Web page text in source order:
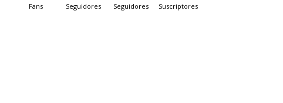
Fans Seguidores Seguidores Suscriptores